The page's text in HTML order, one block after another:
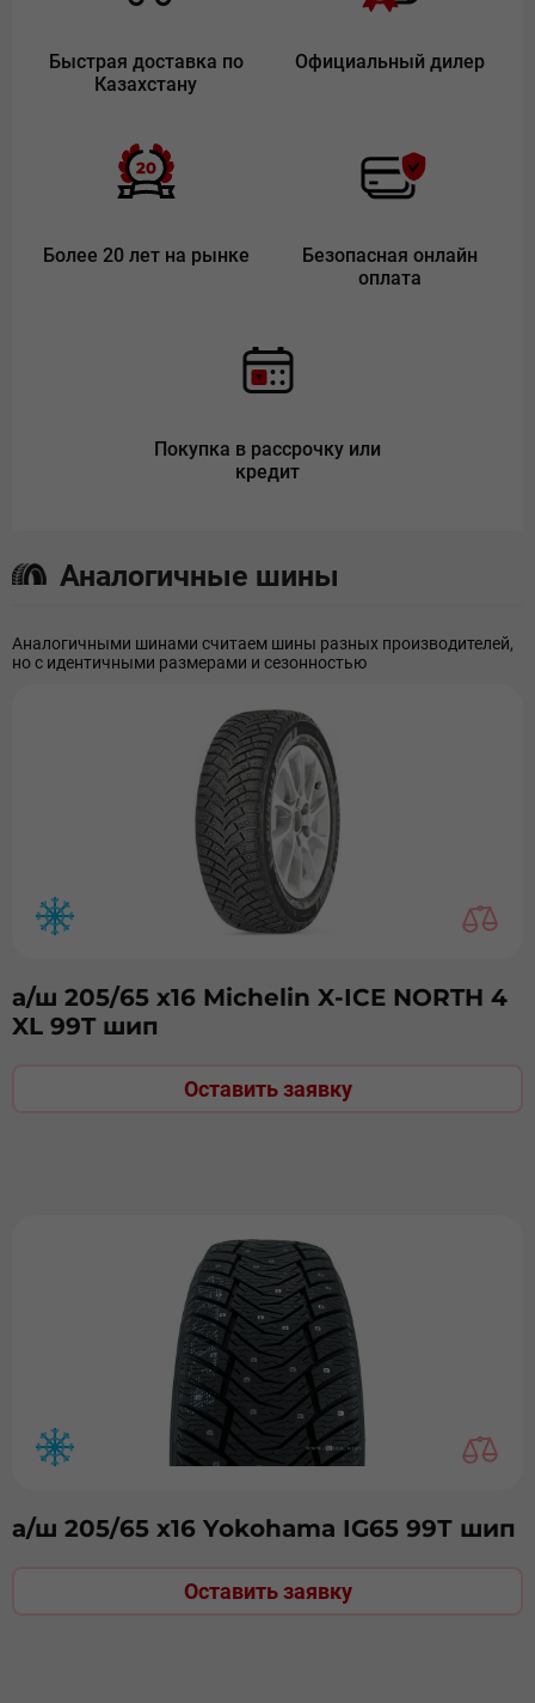
Быстрая доставка по
Казахстану
Официальный дилер
Более 20 лет на рынке
Безопасная онлайн
оплата
Покупка в рассрочку или
кредит
Аналогичные шины
Аналогичными шинами считаем шины разных производителей,
но с идентичными размерами и сезонностью
а/ш 205/65 х16 Michelin X-ICE NORTH 4
XL 99T шип
Оставить заявку
а/ш 205/65 х16 Yokohama IG65 99Т шип
Оставить заявку